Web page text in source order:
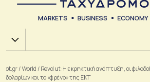
MARKETS BUSINESS ECONOMY
Χ.Α.
ot.gr/World / Revolut: Η εκρηκτική ανάπτυξη, οι
δολαρίων και το «φρένο» της ΕΚΤ